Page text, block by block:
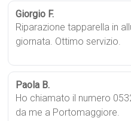
Giorgio F.
Riparazione tapparella in
giornata. Ottimo servizio.
Paola B.
Ho chiamato il numero
da me a Portomaggiore.